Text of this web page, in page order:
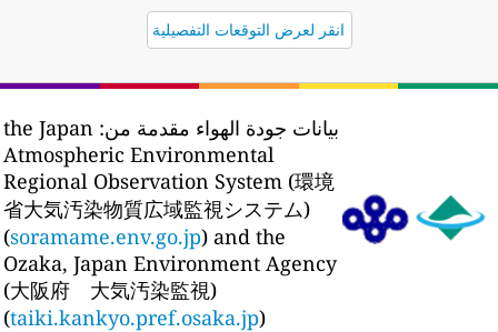
انقر لعرض التوقعات التفصيلية
بيانات جودة الهواء مقدمة من: the Japan
Atmospheric Environmental
Regional Observation System (環境
省大気汚染物質広域監視システム)
(soramame.env.go.jp) and the
Ozaka, Japan Environment Agency
(大阪府 大気汚染監視)
(taiki.kankyo.pref.osaka.jp)